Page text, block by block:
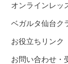
オンラインレッ
ベガルタ仙台ク
お役立ちリンク
お問い合わせ・